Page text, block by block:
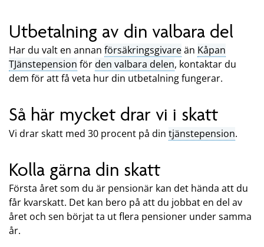
Utbetalning av din valbara del
Har du valt en annan försäkringsgivareän Kåpan
TJänstepension förden valbara delen, kontaktar du
dem för att få veta hur din utbetalning fungerar.
Så här mycket drar vi i skatt
Vi drar skatt med 30 procent på din tjänstepension.
Kolla gärna din skatt
Första året som du är pensionär kan det hända att du
får kvarskatt. Det kan bero på att du jobbat en del av
året och sen börjat ta ut flera pensioner under samma
år.